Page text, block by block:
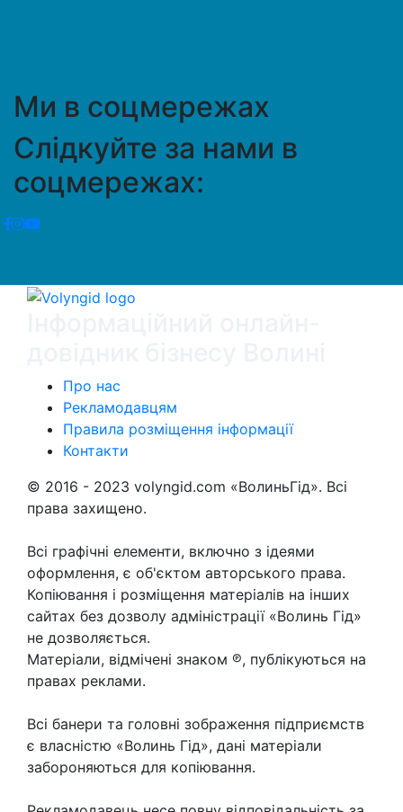
Ми в соцмережах
Слідкуйте за нами в
соцмережах:
Про нас
Рекламодавцям
Правила розміщення інформації
Контакти
© 2016 - 2023 volyngid.com «ВолиньГід». Всі
права захищено.
Всі графічні елементи, включно з ідеями
оформлення, є об'єктом авторського права.
Копіювання і розміщення матеріалів на інших
сайтах без дозволу адміністрації «Волинь Гід»
не дозволяється.
Матеріали, відмічені знаком ℗, публікуються на
правах реклами.
Всі банери та головні зображення підприємств
є власністю «Волинь Гід», дані матеріали
забороняються для копіювання.